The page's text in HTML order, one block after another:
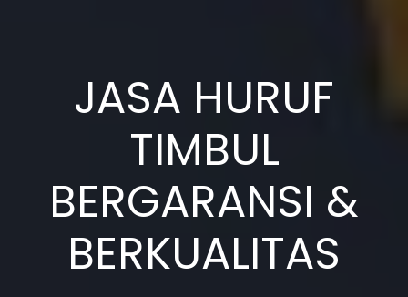
JASA HURUF
TIMBUL
BERGARANSI &
BERKUALITAS